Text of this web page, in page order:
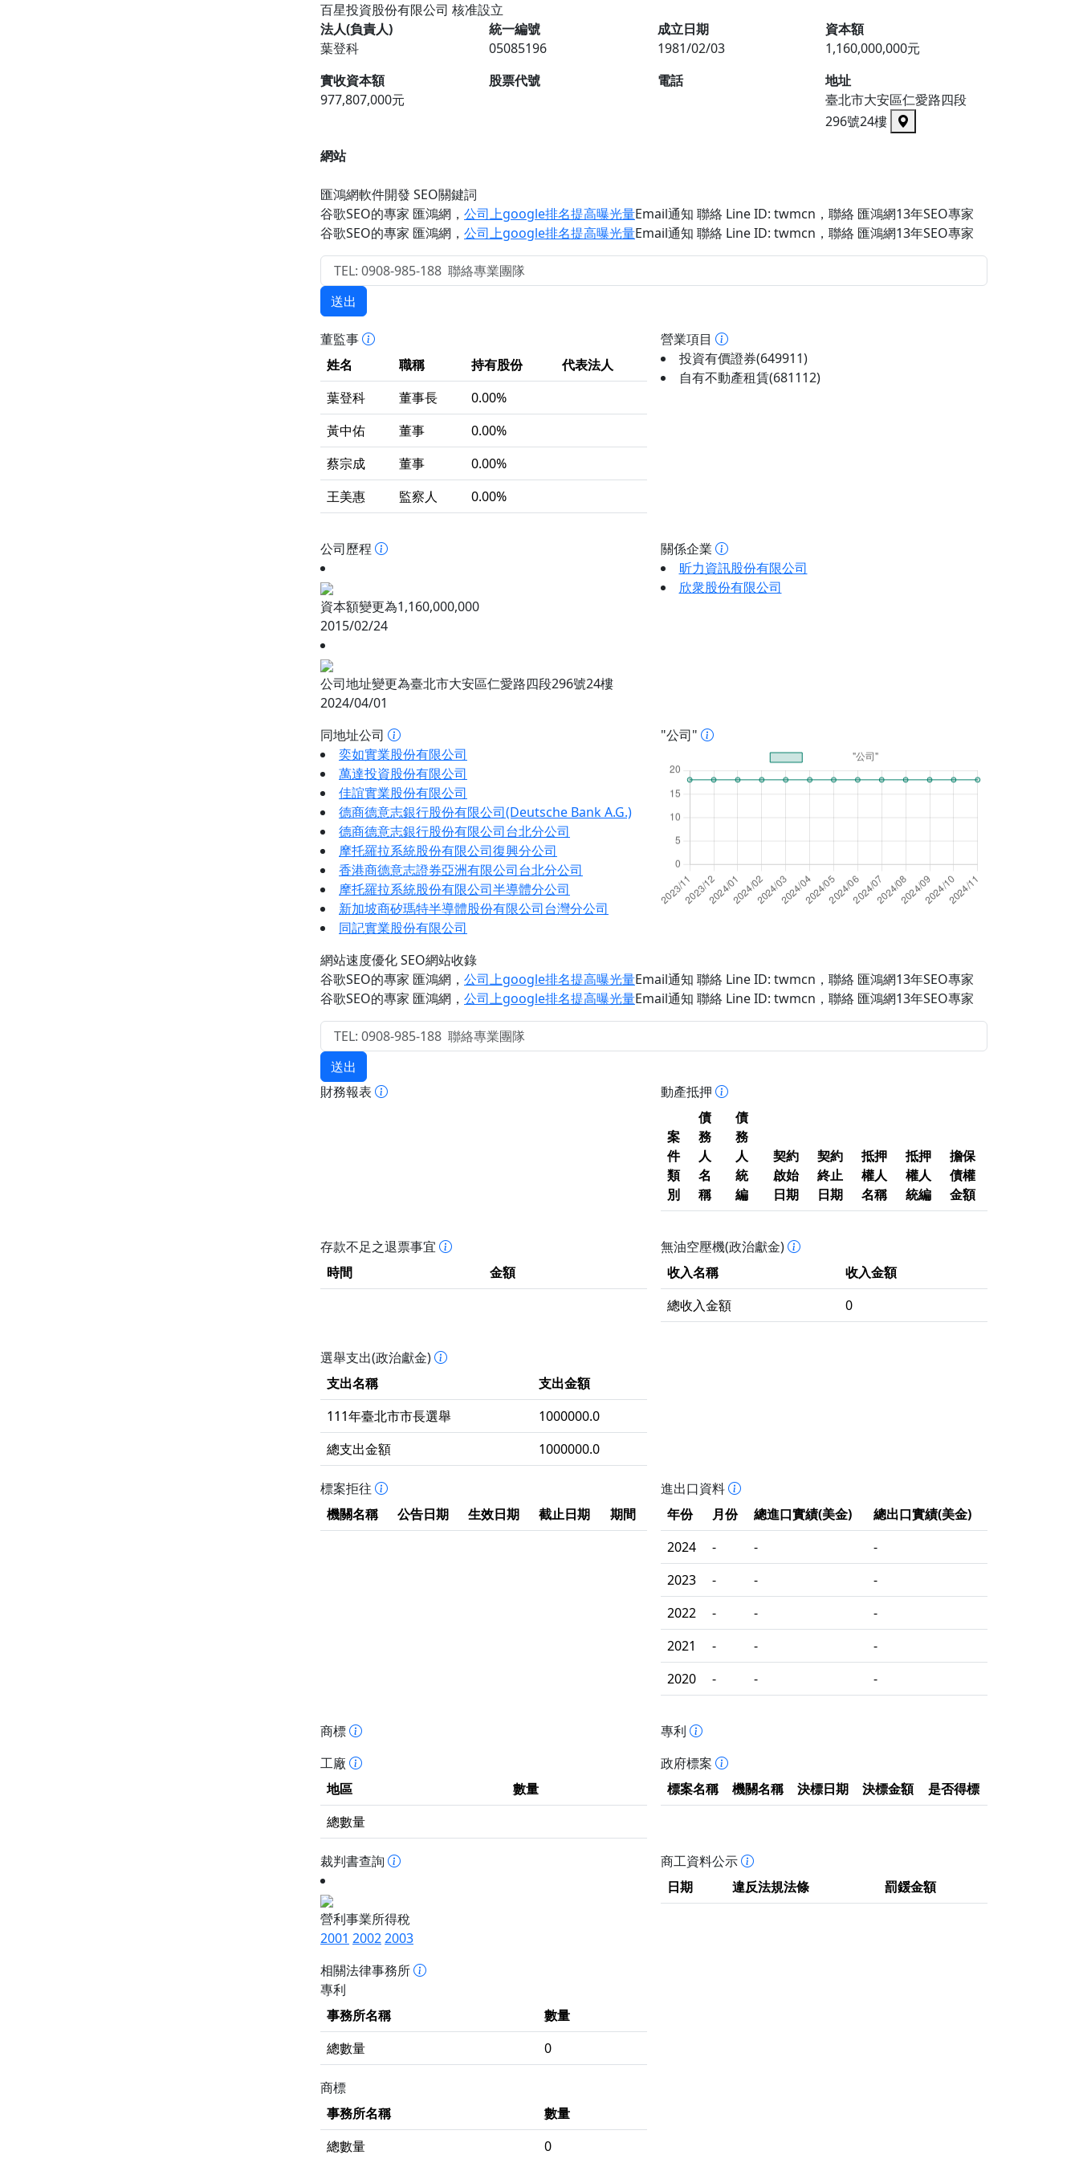
百星投資股份有限公司 核准設立
法人(負責人)
葉登科
統一編號
05085196
成立日期
1981/02/03
資本額
1,160,000,000元
實收資本額
977,807,000元
股票代號 電話
地址
臺北市大安區仁愛路四段
296號24樓
網站
匯鴻網軟件開發 SEO關鍵詞
谷歌SEO的專家 匯鴻網 ， 公司上google排名提高曝光量Email通知 聯絡 Line ID: twmcn ，聯絡 匯鴻網13年SEO專家
谷歌SEO的專家 匯鴻網 ， 公司上google排名提高曝光量Email通知 聯絡 Line ID: twmcn ，聯絡 匯鴻網13年SEO專家
送出
董監事
姓名
職稱 持有股份
代表法人
葉登科
董事長
0.00%
黃中佑
董事
0.00%
蔡宗成
董事
0.00%
王美惠
監察人 0.00%
營業項目
投資有價證券(649911)
自有不動產租賃(681112)
公司歷程
資本額變更為1,160,000,000
2015/02/24
公司地址變更為臺北市大安區仁愛路四段296號24樓
2024/04/01
關係企業
昕力資訊股份有限公司
欣衆股份有限公司
同地址公司
奕如實業股份有限公司
萬達投資股份有限公司
佳誼實業股份有限公司
德商德意志銀行股份有限公司(Deutsche Bank A.G.)
德商德意志銀行股份有限公司台北分公司
摩托羅拉系統股份有限公司復興分公司
香港商德意志證券亞洲有限公司台北分公司
摩托羅拉系統股份有限公司半導體分公司
新加坡商矽瑪特半導體股份有限公司台灣分公司
同記實業股份有限公司
"公司"
網站速度優化 SEO網站收錄
谷歌SEO的專家 匯鴻網 ， 公司上google排名提高曝光量Email通知 聯絡 Line ID: twmcn ，聯絡 匯鴻網13年SEO專家
谷歌SEO的專家 匯鴻網 ， 公司上google排名提高曝光量Email通知 聯絡 Line ID: twmcn ，聯絡 匯鴻網13年SEO專家
送出
財務報表
動產抵押
案
件
類
別
債
務
人
名
稱
債
務
人
統
編
契約
啟始
日期
契約
終止
日期
抵押
權人
名稱
抵押
權人
統編
擔保
債權
金額
存款不足之退票事宜
時間
金額
無油空壓機(政治獻金)
收入名稱
收入金額
總收入金額
0
選舉支出(政治獻金)
支出名稱
支出金額
111年臺北市市長選舉
1000000.0
總支出金額
1000000.0
標案拒往
機關名稱
公告日期 生效日期 截止日期 期間
進出口資料
年份
月份 總進口實績(美金)
總出口實績(美金)
2024
- -
-
2023
- -
-
2022
- -
-
2021
- -
-
2020
- - -
商標
專利
工廠
地區
數量
總數量
政府標案
標案名稱
機關名稱 決標日期 決標金額 是否得標
裁判書查詢
營利事業所得稅
2001 20022003
商工資料公示
日期
違反法規法條 罰鍰金額
相關法律事務所
專利
事務所名稱
數量
總數量
0
商標
事務所名稱
數量
總數量
0